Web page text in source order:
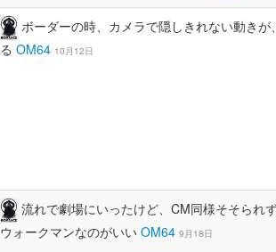
ボーダーの時、カメラで隠しきれない動き
る OM64 10月12日
流れで劇場にいったけど、CM同様そそられ
ウォークマンなのがいい OM64 9月18日